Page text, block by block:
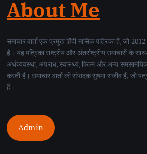
About Me
समाचार वार्ता एक प्रमुख हिंदी मासिक पत्रिका है, जो
है। यह पत्रिका राष्ट्रीय और अंतर्राष्ट्रीय समाचारों के
अर्थव्यवस्था, अपराध, स्वास्थ्य, फिल्म और अन्य
करती है। समाचार वार्ता की संपादक सुषमा राजीव हैं, जो
हैं।
Admin